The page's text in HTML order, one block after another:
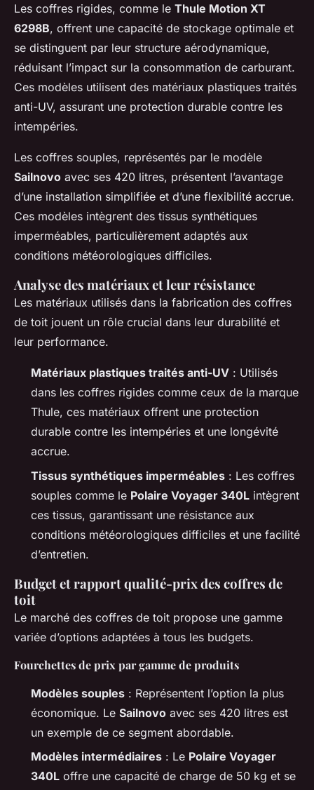
Les coffres rigides, comme le Thule Motion XT
6298B, offrent une capacité de stockage optimale et
se distinguent par leur structure aérodynamique,
réduisant l’impact sur la consommation de carburant.
Ces modèles utilisent des matériaux plastiques traités
anti-UV, assurant une protection durable contre les
intempéries.
Les coffres souples, représentés par le modèle
Sailnovo avec ses 420 litres, présentent l’avantage
d’une installation simplifiée et d’une flexibilité accrue.
Ces modèles intègrent des tissus synthétiques
imperméables, particulièrement adaptés aux
conditions météorologiques difficiles.
Analyse des matériaux et leur résistance
Les matériaux utilisés dans la fabrication des coffres
de toit jouent un rôle crucial dans leur durabilité et
leur performance.
Matériaux plastiques traités anti-UV : Utilisés
dans les coffres rigides comme ceux de la marque
Thule, ces matériaux offrent une protection
durable contre les intempéries et une longévité
accrue.
Tissus synthétiques imperméables : Les coffres
souples comme le Polaire Voyager 340L intègrent
ces tissus, garantissant une résistance aux
conditions météorologiques difficiles et une facilité
d’entretien.
Budget et rapport qualité-prix des coffres de
toit
Le marché des coffres de toit propose une gamme
variée d’options adaptées à tous les budgets.
Fourchettes de prix par gamme de produits
Modèles souples : Représentent l’option la plus
économique. Le Sailnovo avec ses 420 litres est
un exemple de ce segment abordable.
Modèles intermédiaires : Le Polaire Voyager
340L offre une capacité de charge de 50 kg et se